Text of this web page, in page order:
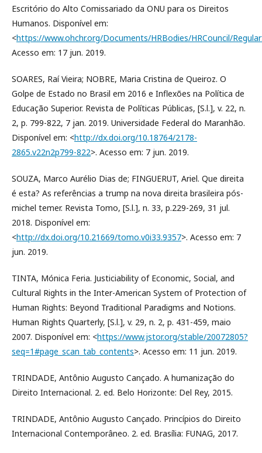
Escritório do Alto Comissariado da ONU para os Direitos
Humanos. Disponível em:
<https://www.ohchr.org/Documents/HRBodies/HRCouncil/
Acesso em: 17 jun. 2019.
SOARES, Raí Vieira; NOBRE, Maria Cristina de Queiroz. O
Golpe de Estado no Brasil em 2016 e Inflexões na Política de
Educação Superior. Revista de Políticas Públicas, [S.l.], v. 22, n.
2, p. 799-822, 7 jan. 2019. Universidade Federal do Maranhão.
Disponível em: <http://dx.doi.org/10.18764/2178-
2865.v22n2p799-822>. Acesso em: 7 jun. 2019.
SOUZA, Marco Aurélio Dias de; FINGUERUT, Ariel. Que direita
é esta? As referências a trump na nova direita brasileira pós-
michel temer. Revista Tomo, [S.l.], n. 33, p.229-269, 31 jul.
2018. Disponível em:
<http://dx.doi.org/10.21669/tomo.v0i33.9357>. Acesso em: 7
jun. 2019.
TINTA, Mónica Feria. Justiciability of Economic, Social, and
Cultural Rights in the Inter-American System of Protection of
Human Rights: Beyond Traditional Paradigms and Notions.
Human Rights Quarterly, [S.l.], v. 29, n. 2, p. 431-459, maio
2007. Disponível em: <https://www.jstor.org/stable/20072805?
seq=1#page_scan_tab_contents>. Acesso em: 11 jun. 2019.
TRINDADE, Antônio Augusto Cançado. A humanização do
Direito Internacional. 2. ed. Belo Horizonte: Del Rey, 2015.
TRINDADE, Antônio Augusto Cançado. Princípios do Direito
Internacional Contemporâneo. 2. ed. Brasília: FUNAG, 2017.